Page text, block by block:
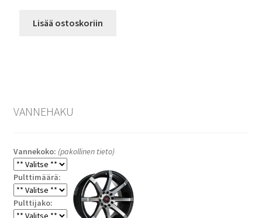
Lisää ostoskoriin
VANNEHAKU
Vannekoko: (pakollinen tieto)
Pulttimäärä:
Pulttijako: